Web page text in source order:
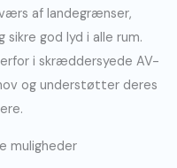
af landegrænser,
god lyd i alle rum.
i skræddersyede AV-
og understøtter deres
muligheder